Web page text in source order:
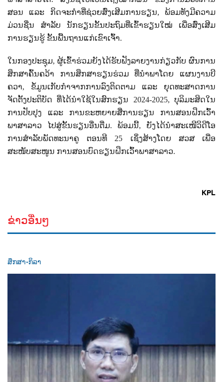
ສອນ ແລະ ກິດຈະກຳທີ່ຊ່ວຍສົ່ງເສີມການຮຽນ, ພ້ອມທັງມີຄວາມ
ມ່ວນຊື່ນ ສຳລັບ ນັກຮຽນຂັ້ນປະຖົມທີ່ເຂົ້າຮຽນໃໝ່ ເພື່ອສົ່ງເສີມ
ການຮຽນຮູ້ ຂັ້ນພື້ນຖານແກ່ເຂົາເຈົ້າ.
ໃນກອງປະຊຸມ, ຜູ້ເຂົ້າຮ່ວມຍັງໄດ້ຮັບຟັງລາຍງານກ່ຽວກັບ ຜົນການ
ສຶກສາຄົ້ນຄວ້າ ການສຶກສາຮຽນຮ່ວມ ທີ່ນຳພາໂດຍ ແຜນງານບີ
ຄວາ, ຂໍ້ມູນເກັບກຳຈາກການລົງຕິດຕາມ ແລະ ຍຸດທະສາດການ
ຈັດຕັ້ງປະຕິບັດ ທີ່ໄດ້ນຳໃຊ້ໃນສົກຮຽນ 2024-2025, ບຸລິມະສິດໃນ
ການປັບປຸງ ແລະ ການຂະຫຍາຍສື່ການຮຽນ ການສອນຝຶກເວົ້າ
ພາສາລາວ ໄປສູ່ຂັ້ນຮຽນອື່ນຕື່ມ. ພ້ອມນີ້, ຍັງໄດ້ນຳສະເໜີວິດີໂອ
ການສຳລັບພັດທະນາຄູ ຕອນທີ 25 ເຊິ່ງສ້າງໂດຍ ສວສ ເພື່ອ
ສະໜັບສະໜູນ ການສອນບົດຮຽນຝຶກເວົ້າພາສາລາວ.
KPL
ຂ່າວອື່ນໆ
ສຶກສາ-ກິລາ